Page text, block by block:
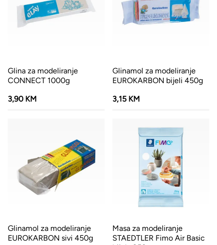
Glina za modeliranje
CONNECT 1000g
3,90 KM
Glinamol za modeliranje
EUROKARBON bijeli 450g
3,15 KM
Glinamol za modeliranje
EUROKARBON sivi 450g
Masa za modeliranje
STAEDTLER Fimo Air Basic